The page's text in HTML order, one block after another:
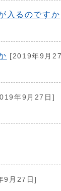
入るのですか
[2019年9月
年9月27日]
9月27日]